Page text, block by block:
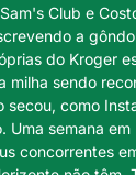
Club e
a
do Kroger
milha sendo
secou, como
Uma semana em
concorrentes